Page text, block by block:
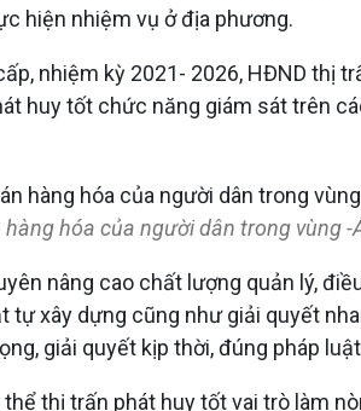
hiện nhiệm vụ ở địa phương.
nhiệm kỳ 2021- 2026, HĐND thị
huy tốt chức năng giám sát trên
hàng hóa của người dân trong vùng -
nâng cao chất lượng quản lý,
tự xây dựng cũng như giải quyết
giải quyết kịp thời, đúng pháp
thể thị trấn phát huy tốt vai trò làm